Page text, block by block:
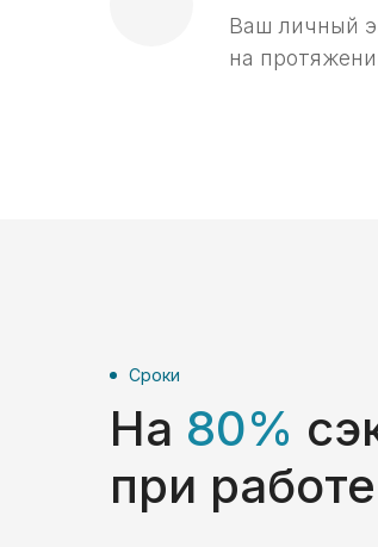
Ваш личный
на
На 80%
при
Сроки